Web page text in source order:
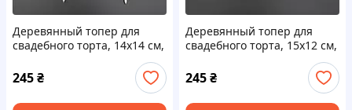
Деревянный топер для
свадебного торта, 14х14 см,
Артикул TPR-015
245₴
Деревянный топер для
свадебного торта, 15х12 см,
Артикул TPR-021
245₴